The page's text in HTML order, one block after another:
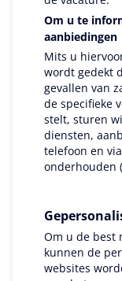
Om u te
aanbiedingen
Mits u
wordt gedekt
gevallen van
de specifieke
stelt, sturen
diensten,
telefoon en
onderhouden
Om u de best
kunnen de
websites